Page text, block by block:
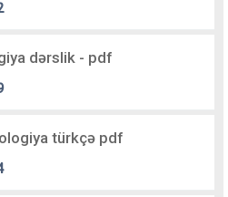
dərslik - pdf
türkçə pdf